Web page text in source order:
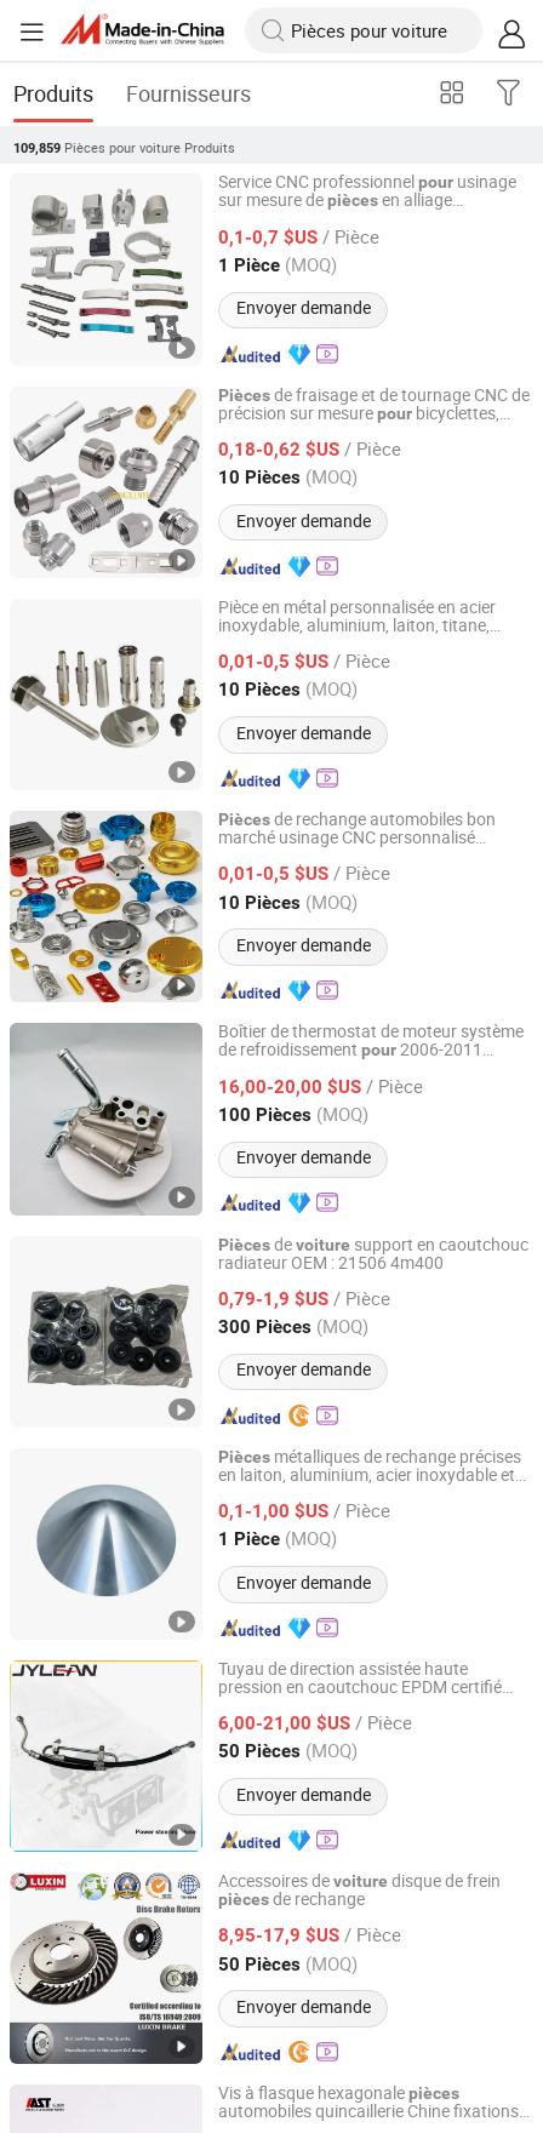
Produits Fournisseurs
109,859 Pièces pour voiture Produits
Service CNC professionnel pour usinage
sur mesure depiècesen alliage
modifiées
0,1-0,7 $US / Pièce
1 Pièce (MOQ)
Envoyer demande
Suzhou Hengxinyu Aluminum Technology Co., Ltd.
Jiangsu, China Depuis 2025
Piècesde fraisage et de tournage CNC de
précision sur mesurepour bicyclettes,
aluminium
0,18-0,62 $US / Pièce
10 Pièces (MOQ)
Envoyer demande
Suzhou Hengxinyu Aluminum Technology Co., Ltd.
Jiangsu, China Depuis 2025
Pièce en métal personnalisée en acier
inoxydable, aluminium, laiton, titane,
machines électriques
automobiles/matériel
médical/accessoires de
0,01-0,5 $US / Pièce
10 Pièces (MOQ)
Envoyer demande
Ningbo Custom Hardware Technology Co., Ltd.
Zhejiang, China Depuis 2020
Piècesde rechange automobiles bon
marché usinage CNC personnalisé
0,01-0,5 $US / Pièce
10 Pièces (MOQ)
Envoyer demande
Ningbo Custom Hardware Technology Co., Ltd.
Zhejiang, China Depuis 2020
Boîtier de thermostat de moteur système
de refroidissement pour2006-2011
Rna-A50piècesde rechange auto
accessoires
16,00-20,00 $US / Pièce
100 Pièces (MOQ)
Envoyer demande
Suzhou Jiarun Auto Parts Co., Ltd
Anhui, China Depuis 2024
Piècesdevoiture support en caoutchouc
radiateur OEM : 21506 4m400
0,79-1,9 $US / Pièce
300 Pièces (MOQ)
Envoyer demande
Ningbo Hongzhuo Import & Export Co., Ltd.
Zhejiang, China Depuis 2011
Pièces métalliques de rechange précises
en laiton, aluminium, acier inoxydable et
pour voitures et vélos
0,1-1,00 $US / Pièce
1 Pièce (MOQ)
Envoyer demande
Dongguan Qijia Precision Technology Co., LTD
Guangdong, China Depuis 2022
Tuyau de direction assistée haute
pression en caoutchouc EPDM certifié
voiturede tourisme
6,00-21,00 $US / Pièce
50 Pièces (MOQ)
Envoyer demande
Qingdao Jinyuan Automotive Tubing Co., Ltd.
Shandong, China Depuis 2025
Accessoires devoiture disque de frein
piècesde rechange
8,95-17,9 $US / Pièce
50 Pièces (MOQ)
Envoyer demande
LONGKOU LONGXIN MACHINERY CO., LTD.
Shandong, China Depuis 2024
Vis à flasque hexagonalepièces
automobiles quincaillerie Chine fixations
Guangzhou Zhongbiao Automotive Technology Co., Ltd.